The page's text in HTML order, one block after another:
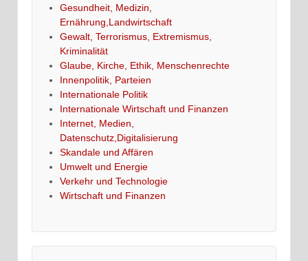
Gesundheit, Medizin,
Ernährung,Landwirtschaft
Gewalt, Terrorismus, Extremismus,
Kriminalität
Glaube, Kirche, Ethik, Menschenrechte
Innenpolitik, Parteien
Internationale Politik
Internationale Wirtschaft und Finanzen
Internet, Medien,
Datenschutz,Digitalisierung
Skandale und Affären
Umwelt und Energie
Verkehr und Technologie
Wirtschaft und Finanzen